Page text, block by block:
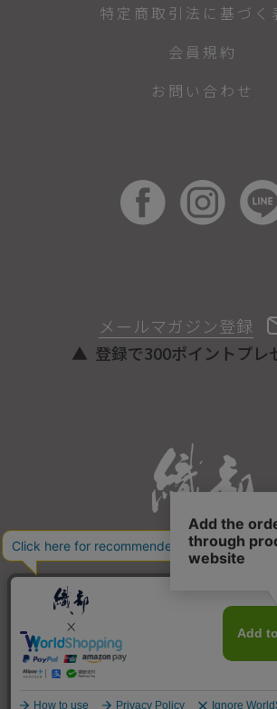
ONLINE
メールマガジン登録
登録で300ポイントプレ
特定商取引法に基づく
会員規約
お問い合わせ
COPYRIGHT © ORIBE ALL